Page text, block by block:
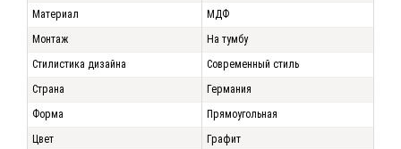
Материал
МДФ
Монтаж
На тумбу
Стилистика дизайна
Современный стиль
Страна
Германия
Форма
Прямоугольная
Цвет
Графит